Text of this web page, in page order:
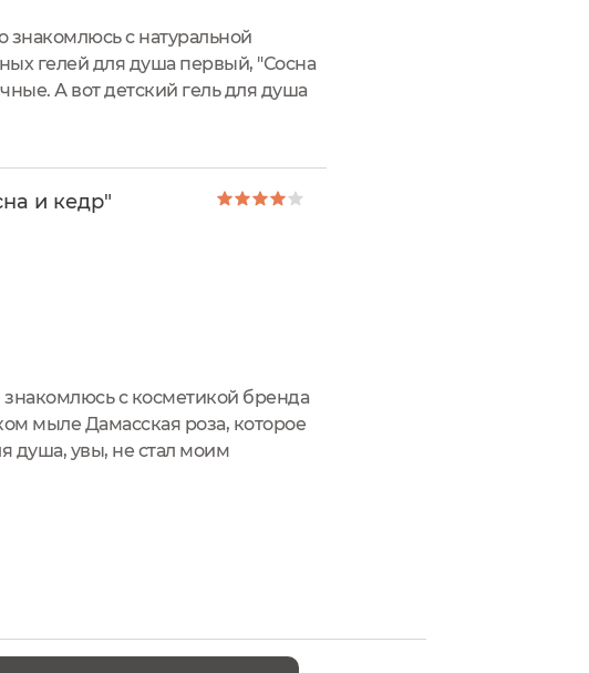
знакомлюсь с натуральной
гелей для душа первый, "Сосна
А вот детский гель для душа
и кедр"
с косметикой бренда
мыле Дамасская роза, которое
душа, увы, не стал моим